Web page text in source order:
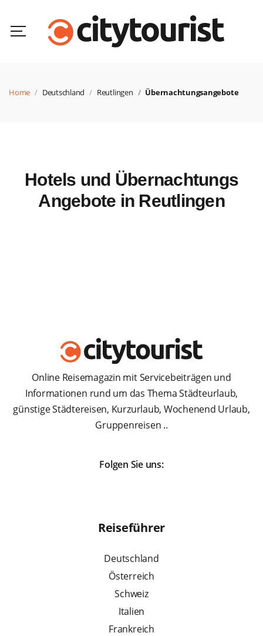
Home Deutschland Reutlingen Übernachtungsangebote
Hotels und Übernachtungs
Angebote in Reutlingen
Online Reisemagazin mit Servicebeiträgen und
Informationen rund um das Thema Städteurlaub,
günstige Städtereisen, Kurzurlaub, Wochenend Urlaub,
Gruppenreisen ..
Folgen Sie uns:
Reiseführer
Deutschland
Österreich
Schweiz
Italien
Frankreich